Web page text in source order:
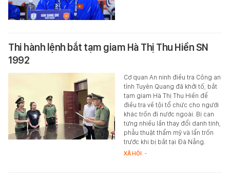
Thi hành lệnh bắt tạm giam Hà Thị Thu Hiền SN
1992
Cơ quan An ninh điều tra Công an
tỉnh Tuyên Quang đã khởi tố, bắt
tạm giam Hà Thị Thu Hiền để
điều tra về tội tổ chức cho người
khác trốn đi nước ngoài. Bị can
từng nhiều lần thay đổi danh tính,
phẫu thuật thẩm mỹ và lẩn trốn
trước khi bị bắt tại Đà Nẵng.
XÃ HỘI -